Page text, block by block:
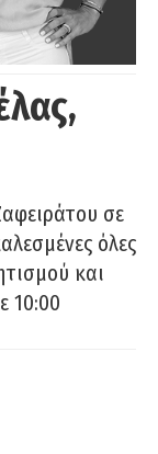
σε
όλες
και
10:00